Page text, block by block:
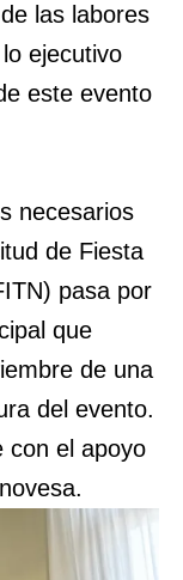
las labores
ejecutivo
este evento
necesarios
de Fiesta
pasa por
que
de una
del evento.
con el apoyo